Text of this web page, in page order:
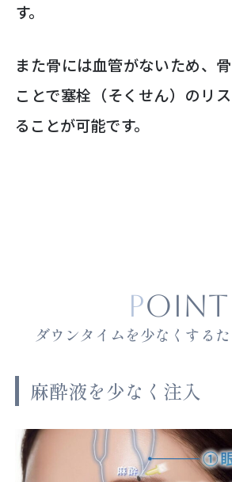
す。
また骨には血管がないため、
ことで塞栓（そくせん）のリ
ることが可能です。
POINT
ダウンタイムを少なくする
麻酔液を少なく注入